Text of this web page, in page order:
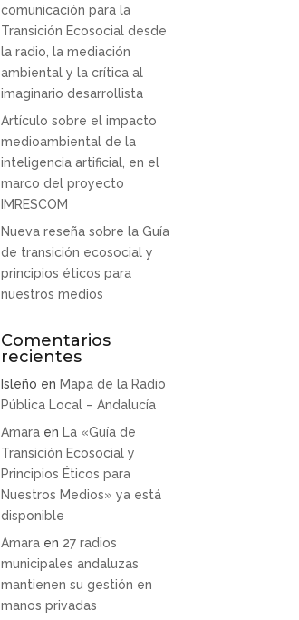
comunicación para la
Transición Ecosocial desde
la radio, la mediación
ambiental y la crítica al
imaginario desarrollista
Artículo sobre el impacto
medioambiental de la
inteligencia artificial, en el
marco del proyecto
IMRESCOM
Nueva reseña sobre la Guía
de transición ecosocial y
principios éticos para
nuestros medios
Comentarios
recientes
Isleño en Mapa de la Radio
Pública Local – Andalucía
Amara en La «Guía de
Transición Ecosocial y
Principios Éticos para
Nuestros Medios» ya está
disponible
Amara en 27 radios
municipales andaluzas
mantienen su gestión en
manos privadas